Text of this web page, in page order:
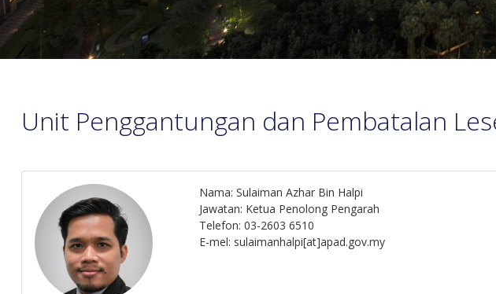
Unit Penggantungan dan Pembatalan
Nama: Sulaiman Azhar Bin Halpi
Jawatan: Ketua Penolong Pengarah
Telefon: 03-2603 6510
E-mel: sulaimanhalpi[at]apad.gov.my